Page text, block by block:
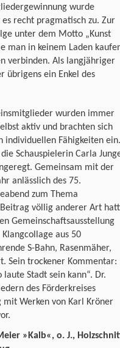
wurde
recht pragmatisch zu. Zur
unter dem Motto „Kunst
man in keinem Laden
verbinden. Als langjähriger
übrigens ein Enkel des
wurden immer
aktiv und brachten sich
individuellen Fähigkeiten ein.
Schauspielerin Carla
Gemeinsam mit der
anlässlich des 75.
zum Thema
völlig anderer Art
Gemeinschaftsausstellung
aus 50
S-Bahn, Rasenmäher,
Sein trockener Kommentar:
Stadt sein kann“. Dr.
des Förderkreises
Werken von Karl Kröner